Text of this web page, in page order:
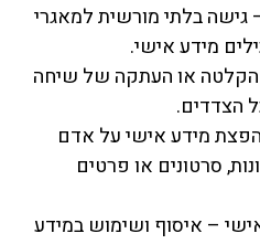
גישה בלתי מורשית למאגרי
מידע אישי.
הקלטה או העתקה של שיחה
הצדדים.
מידע אישי על אדם
סרטונים או פרטים
– איסוף ושימוש במידע